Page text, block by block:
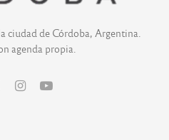
ciudad de Córdoba, Argentina.
agenda propia.